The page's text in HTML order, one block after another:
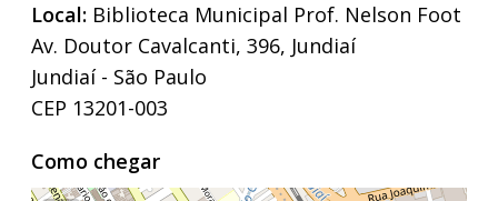
Local: Biblioteca Municipal Prof. Nelson Foot
Av. Doutor Cavalcanti, 396, Jundiaí
Jundiaí - São Paulo
CEP 13201-003
Como chegar